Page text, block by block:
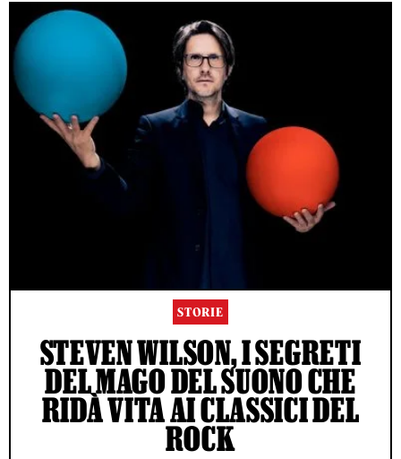
STORIE
STEVEN WILSON, I SEGRETI
DEL MAGO DEL SUONO CHE
RIDÀ VITA AI CLASSICI DEL
ROCK